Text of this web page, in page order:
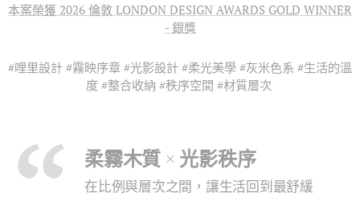
本案榮獲 2026 倫敦 LONDON DESIGN AWARDS GOLD WINNER
- 銀獎
#哩里設計 #霧映序章 #光影設計 #柔光美學 #灰米色系 #生活的溫
度 #整合收納 #秩序空間 #材質層次
柔霧木質 × 光影秩序
在比例與層次之間，讓生活回到最舒緩